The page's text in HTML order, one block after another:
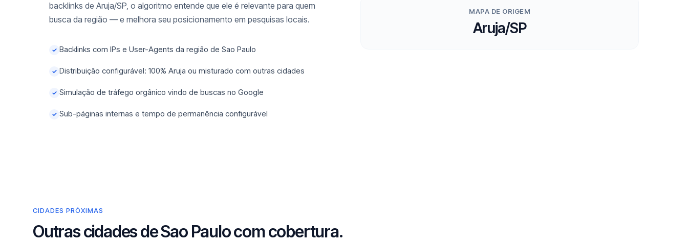
backlinks de Aruja/SP, o algoritmo entende que ele é relevante para quem
busca da região — e melhora seu posicionamento em pesquisas locais.
✓ Backlinks com IPs e User-Agents da região de Sao Paulo
✓ Distribuição configurável: 100% Aruja ou misturado com outras cidades
✓ Simulação de tráfego orgânico vindo de buscas no Google
✓ Sub-páginas internas e tempo de permanência configurável
MAPA DE ORIGEM
Aruja/SP
CIDADES PRÓXIMAS
Outras cidades de Sao Paulo com cobertura.